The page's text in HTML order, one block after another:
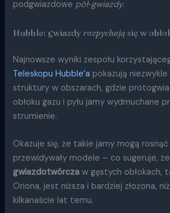
podgwiazdowe pół‑gwiazdy.
Hubble: gwiazdy rozpychają się w
Najnowsze wyniki zespołu
Teleskopu Hubble’a pokazują niezwykle
struktury w obszarach, gdzie
obłoku gazu i pyłu jamy wydmuchane
strumienie.
Okazuje się, że takie jamy mogą
przewidywały modele – co sugeruje,
gwiazdotwórcza w gęstych obłokach,
Oriona, jest niższa i bardziej złożona,
kilkanaście lat temu.